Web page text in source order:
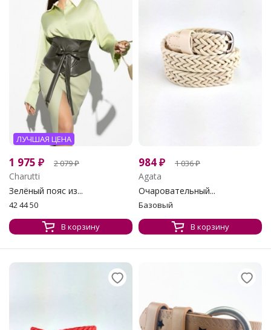
ЛУЧШАЯ ЦЕНА
1 975 ₽ 2 079₽
Charutti
Зелёный пояс из...
42 44 50
В корзину
984₽ 1 036₽
Agata
Очаровательный...
Базовый
В корзину